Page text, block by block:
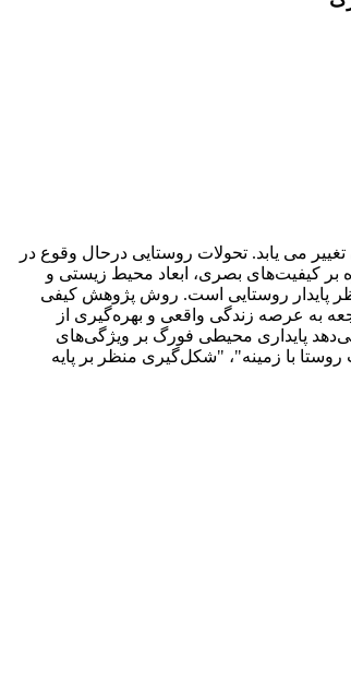
می یابد. تحولات روستایی درحال وقوع در
بر کیفیت‌های بصری، ابعاد محیط زیستی و
پایدار روستایی است. روش پژوهش کیفی
به عرصه زندگی واقعی و بهره‌گیری از
پایداری محیطی فورگ بر ویژگی‌های
با زمینه"، "شکل‌گیری منظر بر پایه